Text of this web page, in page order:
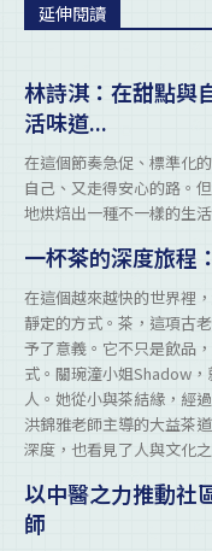
延伸閱讀
林詩淇：在甜點與
活味道...
在這個節奏急促、標準化
自己、又走得安心的路。
地烘焙出一種不一樣的生
一杯茶的深度旅程
在這個越來越快的世界裡
靜定的方式。茶，這項古
予了意義。它不只是飲品
式。關琬潼小姐Shadow
人。她從小與茶結緣，經
洪錦雅老師主導的大益茶
深度，也看見了人與文化
以中醫之力推動社
師